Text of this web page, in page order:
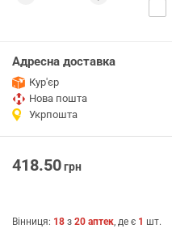
Адресна доставка
Кур'єр
Нова пошта
Укрпошта
418.50грн
Вінниця: 18 з 20 аптек, де є 1 шт.